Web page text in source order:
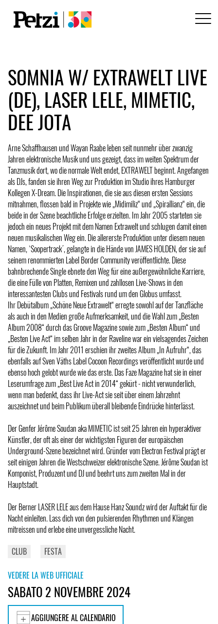
SOMNIA W/ EXTRAWELT LIVE
(DE), LASER LELE, MIMETIC,
DEE JOTA
Arne Schaffhausen und Wayan Raabe leben seit nunmehr über zwanzig
Jahren elektronische Musik und uns gezeigt, dass im weiten Spektrum der
Tanzmusik dort, wo die normale Welt endet, EXTRAWELT beginnt. Angefangen
als DJs, fanden sie ihren Weg zur Produktion im Studio ihres Hamburger
Kollegen X-Dream. Die Inspirationen, die sie aus diesen ersten Sessions
mitnahmen, flossen bald in Projekte wie „Midimiliz“ und „Spirallianz“ ein, die
beide in der Szene beachtliche Erfolge erzielten. Im Jahr 2005 starteten sie
jedoch ein neues Projekt mit dem Namen Extrawelt und schlugen damit einen
neuen musikalischen Weg ein. Die allererste Produktion unter diesem neuen
Namen, `Soopertrack ́, gelangte in die Hände von JAMES HOLDEN, der sie auf
seinem renommierten Label Border Community veröffentlichte. Diese
bahnbrechende Single ebnete den Weg für eine außergewöhnliche Karriere,
die eine Fülle von Platten, Remixen und zahllosen Live-Shows in den
interessantesten Clubs und Festivals rund um den Globus umfasst.
Ihr Debütalbum „Schöne Neue Extrawelt“ erregte sowohl auf der Tanzfläche
als auch in den Medien große Aufmerksamkeit, und die Wahl zum „Besten
Album 2008“ durch das Groove Magazine sowie zum „Besten Album“ und
„Besten Live Act“ im selben Jahr in der Raveline war ein vielsagendes Zeichen
für die Zukunft. Im Jahr 2011 erschien ihr zweites Album „In Aufruhr“, das
ebenfalls auf Sven Väths Label Cocoon Recordings veröffentlicht wurde und
ebenso hoch gelobt wurde wie das erste. Das Faze Magazine hat sie in einer
Leserumfrage zum „Best Live Act in 2014“ gekürt - nicht verwunderlich,
wenn man bedenkt, dass ihr Live-Act sie seit über einem Jahrzehnt
auszeichnet und beim Publikum überall bleibende Eindrücke hinterlässt.
Der Genfer Jérôme Soudan aka MIMETIC ist seit 25 Jahren ein hyperaktiver
Künstler, der oft als einer der wichtigsten Figuren der europäischen
Underground-Szene bezeichnet wird. Gründer vom Electron Festival prägt er
seit einigen Jahren die Westschweizer elektronische Szene. Jérôme Soudan ist
Komponist, Produzent und DJ und beehrt uns zum zweiten Mal in der
Hauptstadt.
Der Berner LASER LELE aus dem Hause Hanz Soundz wird der Auftakt für die
Nacht einleiten. Lass dich von den pulsierenden Rhythmen und Klängen
mitreissen und erlebe eine unvergessliche Nacht.
CLUB
FESTA
VEDERE LA WEB UFFICIALE
SABATO 2 NOVEMBRE 2024
AGGIUNGERE AL CALENDARIO